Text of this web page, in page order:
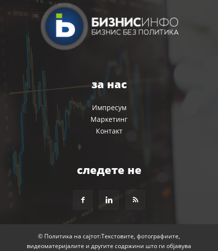
за нас
Импресум
Маркетинг
Контакт
следете не
© Политика на сајтот:Текстовите, фотографиите,
видеоматеријалите и другите содржини што ги објавува